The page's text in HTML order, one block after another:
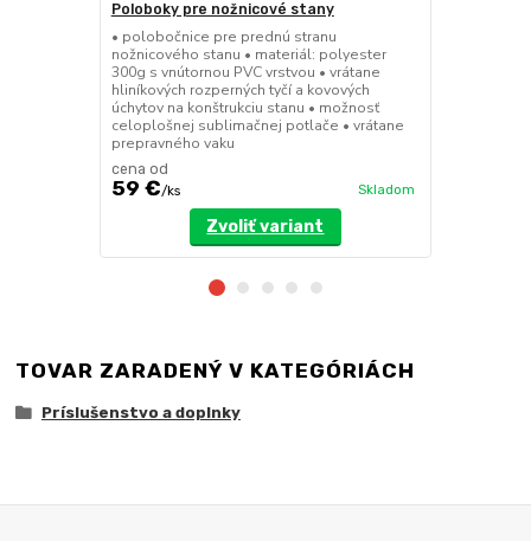
Poloboky pre nožnicové stany
• polobočnice pre prednú stranu
nožnicového stanu • materiál: polyester
300g s vnútornou PVC vrstvou • vrátane
hliníkových rozperných tyčí a kovových
úchytov na konštrukciu stanu • možnosť
celoplošnej sublimačnej potlače • vrátane
prepravného vaku
cena od
59 €/ks Skladom
Zvoliť variant
TOVAR ZARADENÝ V KATEGÓRIÁCH
Príslušenstvo a doplnky